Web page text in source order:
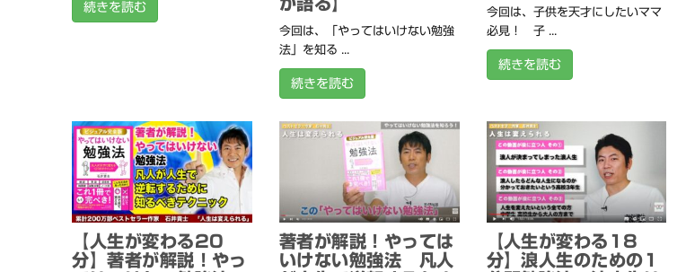
続きを読む
今回は、「やってはいけない勉強
法」を知る ...
続きを読む
今回は、子供を天才にしたいママ
必見！ 子 ...
続きを読む
【人生が変わる20
分】著者が解説！やっ
著者が解説！やっては
いけない勉強法 凡人
【人生が変わる18
分】浪人生のための1